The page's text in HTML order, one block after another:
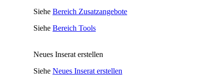
Siehe Bereich Zusatzangebote
Siehe Bereich Tools
Neues Inserat erstellen
Siehe Neues Inserat erstellen